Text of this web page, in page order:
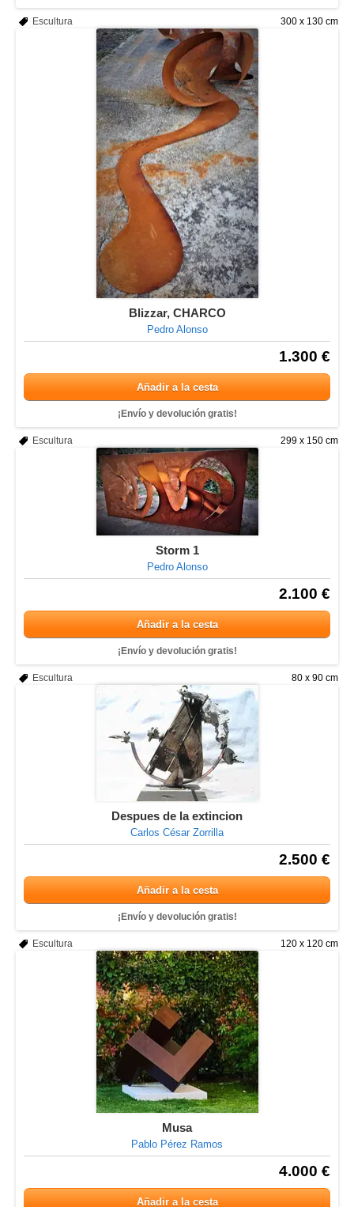
300 x 130 cm
Escultura
Blizzar, CHARCO
Pedro Alonso
1.300 €
Añadir a la cesta
¡Envío y devolución gratis!
299 x 150 cm
Escultura
Storm 1
Pedro Alonso
2.100 €
Añadir a la cesta
¡Envío y devolución gratis!
80 x 90 cm
Escultura
Despues de la extincion
Carlos César Zorrilla
2.500 €
Añadir a la cesta
¡Envío y devolución gratis!
120 x 120 cm
Escultura
Musa
Pablo Pérez Ramos
4.000 €
Añadir a la cesta